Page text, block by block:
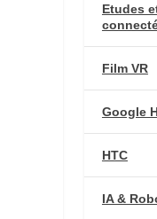
Etudes
Film VR
Google
HTC
IA &